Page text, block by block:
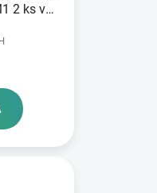
2 ks v